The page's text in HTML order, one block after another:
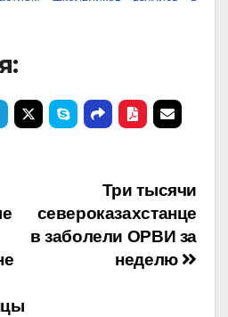
Три тысячи
североказахстанце
в заболели ОРВИ за
неделю